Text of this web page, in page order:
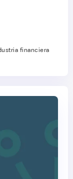
financiera